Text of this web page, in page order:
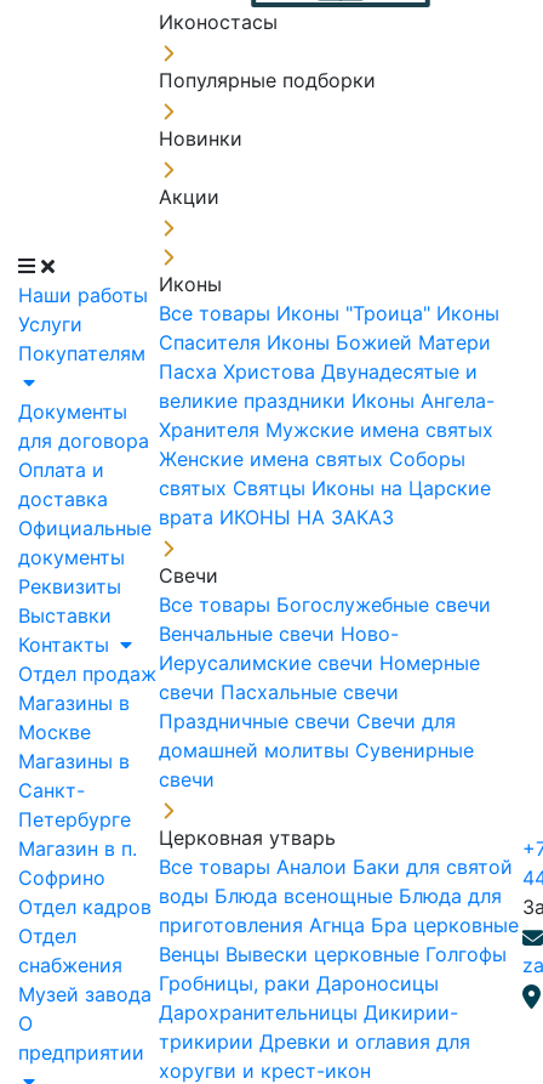
Наши работы
Услуги
Покупателям
Документы
для договора
Оплата и
доставка
Официальные
документы
Реквизиты
Выставки
Контакты
Отдел продаж
Магазины в
Москве
Магазины в
Санкт-
Петербурге
Магазин в п.
Софрино
Отдел кадров
Отдел
снабжения
Музей завода
О
предприятии
Иконостасы
Популярные подборки
Новинки
Акции
Иконы
Все товары Иконы "Троица" Иконы
Спасителя Иконы Божией Матери
Пасха Христова Двунадесятые и
великие праздники Иконы Ангела-
Хранителя Мужские имена святых
Женские имена святых Соборы
святых Святцы Иконы на Царские
врата ИКОНЫ НА ЗАКАЗ
Свечи
Все товары Богослужебные свечи
Венчальные свечи Ново-
Иерусалимские свечи Номерные
свечи Пасхальные свечи
Праздничные свечи Свечи для
домашней молитвы Сувенирные
свечи
Церковная утварь
Все товары Аналои Баки для святой
воды Блюда всенощные Блюда для
приготовления Агнца Бра церковные
Венцы Вывески церковные Голгофы
Гробницы, раки Дароносицы
Дарохранительницы Дикирии-
трикирии Древки и оглавия для
хоругви и крест-икон